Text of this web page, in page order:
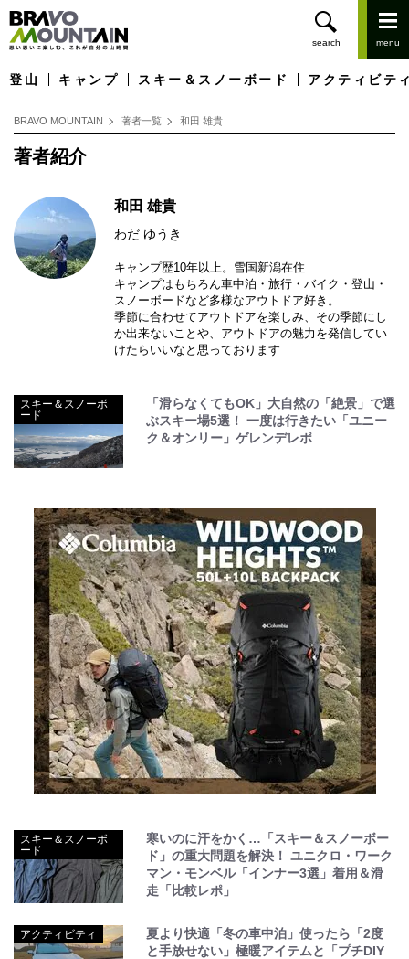
登山 キャンプ スキー＆スノーボード アクティビテ
BRAVO MOUNTAIN 著者一覧 和田 雄貴
著者紹介
和田 雄貴
わだ ゆうき
キャンプ歴10年以上。雪国新潟在住
キャンプはもちろん車中泊・旅行・バイク・登山・
スノーボードなど多様なアウトドア好き。
季節に合わせてアウトドアを楽しみ、その季節にし
か出来ないことや、アウトドアの魅力を発信してい
けたらいいなと思っております
スキー＆スノーボ
ード
「滑らなくてもOK」大自然の「絶景」で選
ぶスキー場5選！ 一度は行きたい「ユニー
ク＆オンリー」ゲレンデレポ
スキー＆スノーボ
ード
寒いのに汗をかく…「スキー＆スノーボー
ド」の重大問題を解決！ ユニクロ・ワーク
マン・モンベル「インナー3選」着用＆滑
走「比較レポ」
アクティビティ
夏より快適「冬の車中泊」使ったら「2度
と手放せない」極暖アイテムと「プチDIY